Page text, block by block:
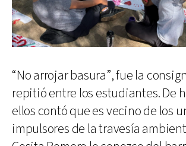
“No arrojar basura”, fue la
repitió entre los estudiantes. De
ellos contó que es vecino de los
impulsores de la travesía